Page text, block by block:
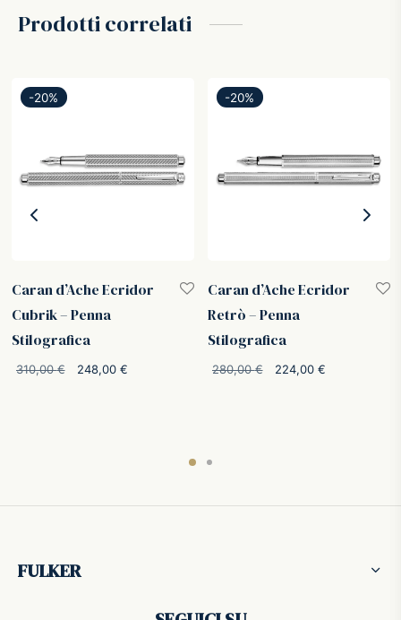
48,00 €.28,00 €.
Prodotti correlati
-20%
Caran d’Ache Ecridor
Cubrik – Penna
Stilografica
310,00€
Il prezzo
248,00 €
-20%
Caran d’Ache Ecridor
Retrò – Penna
Stilografica
280,00€
Il prezzo
224,00 €
FULKER